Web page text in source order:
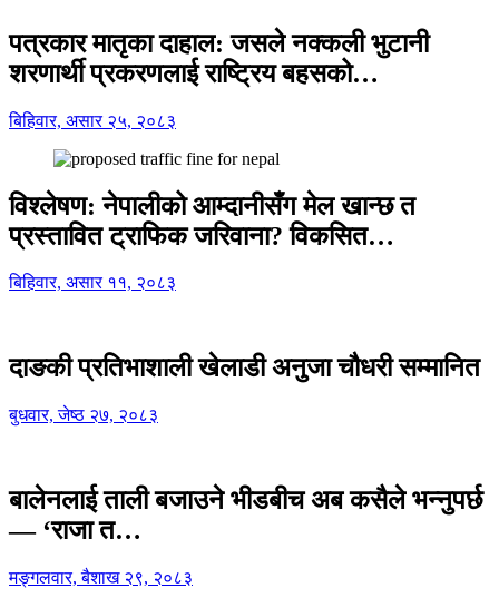
पत्रकार मातृका दाहाल: जसले नक्कली भुटानी
शरणार्थी प्रकरणलाई राष्ट्रिय बहसको…
बिहिवार, असार २५, २०८३
विश्लेषण: नेपालीको आम्दानीसँग मेल खान्छ त
प्रस्तावित ट्राफिक जरिवाना? विकसित…
बिहिवार, असार ११, २०८३
दाङकी प्रतिभाशाली खेलाडी अनुजा चौधरी सम्मानित
बुधवार, जेष्ठ २७, २०८३
बालेनलाई ताली बजाउने भीडबीच अब कसैले भन्नुपर्छ
— ‘राजा त…
मङ्गलवार, बैशाख २९, २०८३